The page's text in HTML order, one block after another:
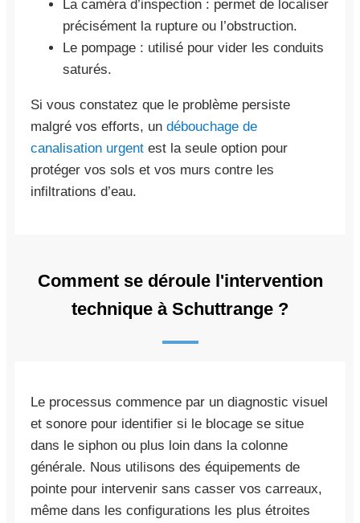
La caméra d’inspection : permet de localiser
précisément la rupture ou l’obstruction.
Le pompage : utilisé pour vider les conduits
saturés.
Si vous constatez que le problème persiste
malgré vos efforts, un débouchage de
canalisation urgent est la seule option pour
protéger vos sols et vos murs contre les
infiltrations d’eau.
Comment se déroule l'intervention
technique à Schuttrange ?
Le processus commence par un diagnostic visuel
et sonore pour identifier si le blocage se situe
dans le siphon ou plus loin dans la colonne
générale. Nous utilisons des équipements de
pointe pour intervenir sans casser vos carreaux,
même dans les configurations les plus étroites